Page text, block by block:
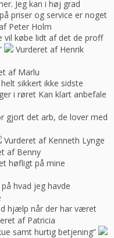
Jeg kan i høj grad
priser og service er noget
Peter Holm
vil købe lidt af det de proff
Vurderet af Henrik
af Marlu
sikkert ikke sidste
i røret Kan klart anbefale
gjort det arb, de lover med
Vurderet af Kenneth Lynge
af Benny
høfligt på mine
hvad jeg havde
hjælp når der har været
af Patricia
samt hurtig betjening”